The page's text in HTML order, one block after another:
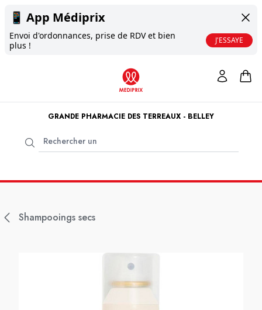
📱 App Médiprix
Envoi d'ordonnances, prise de RDV et bien
plus !
J'ESSAYE
GRANDE PHARMACIE DES TERREAUX - BELLEY
Shampooings secs